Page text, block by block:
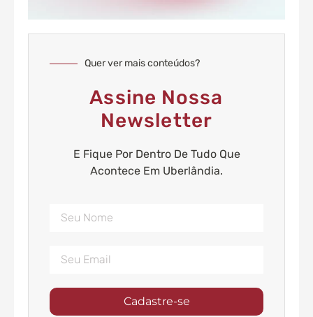
Quer ver mais conteúdos?
Assine Nossa
Newsletter
E Fique Por Dentro De Tudo Que
Acontece Em Uberlândia.
Cadastre-se